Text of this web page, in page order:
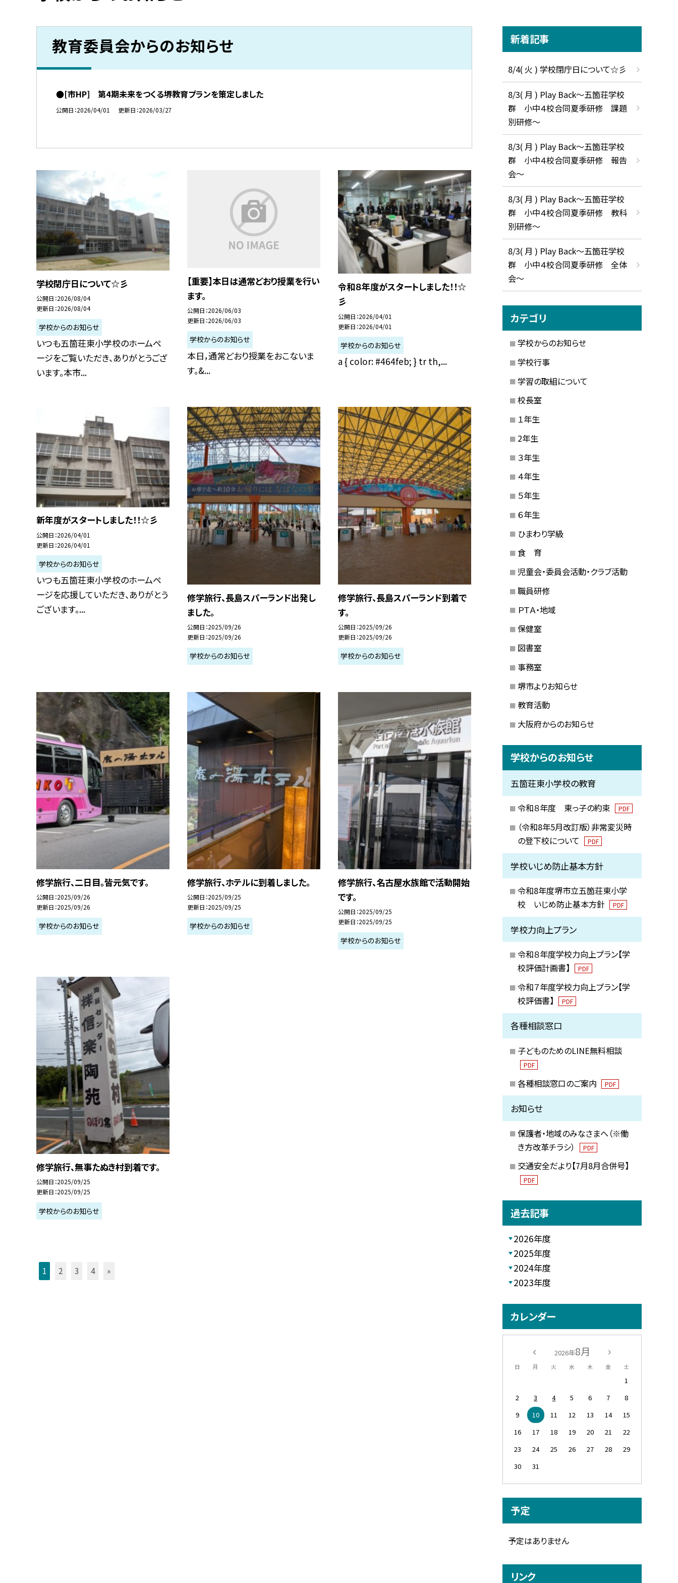
教育委員会からのお知らせ
●[市HP] 第4期未来をつくる堺教育プランを策定しました
公開日 2026/04/01 更新日 2026/03/27
学校閉庁日について☆彡
公開日 2026/08/04
更新日 2026/08/04
学校からのお知らせ
いつも五箇荘東小学校のホームペ
ージをご覧いただき、ありがとうござ
います。本市...
【重要】本日は通常どおり授業を行い
ます。
公開日 2026/06/03
更新日 2026/06/03
学校からのお知らせ
本日，通常どおり授業をおこないま
す。&...
令和８年度がスタートしました！！☆
彡
公開日 2026/04/01
更新日 2026/04/01
学校からのお知らせ
a { color: #464feb; } tr th,...
新年度がスタートしました！！☆彡
公開日 2026/04/01
更新日 2026/04/01
学校からのお知らせ
いつも五箇荘東小学校のホームペ
ージを応援していただき、ありがとう
ございます。...
修学旅行、長島スパーランド出発し
ました。
公開日 2025/09/26
更新日 2025/09/26
学校からのお知らせ
修学旅行、長島スパーランド到着で
す。
公開日 2025/09/26
更新日 2025/09/26
学校からのお知らせ
修学旅行、二日目。皆元気です。
公開日 2025/09/26
更新日 2025/09/26
学校からのお知らせ
修学旅行、ホテルに到着しました。
公開日 2025/09/25
更新日 2025/09/25
学校からのお知らせ
修学旅行、名古屋水族館で活動開始
です。
公開日 2025/09/25
更新日 2025/09/25
学校からのお知らせ
修学旅行、無事たぬき村到着です。
公開日 2025/09/25
更新日 2025/09/25
学校からのお知らせ
1 2 3 4 »
新着記事
8/4( 火 ) 学校閉庁日について☆彡
8/3( 月 ) Play Back～五箇荘学校
群 小中４校合同夏季研修 課題
別研修～
8/3( 月 ) Play Back～五箇荘学校
群 小中４校合同夏季研修 報告
会～
8/3( 月 ) Play Back～五箇荘学校
群 小中４校合同夏季研修 教科
別研修～
8/3( 月 ) Play Back～五箇荘学校
群 小中４校合同夏季研修 全体
会～
カテゴリ
学校からのお知らせ
学校行事
学習の取組について
校長室
１年生
2年生
３年生
４年生
５年生
６年生
ひまわり学級
食 育
児童会・委員会活動・クラブ活動
職員研修
ＰＴＡ・地域
保健室
図書室
事務室
堺市よりお知らせ
教育活動
大阪府からのお知らせ
学校からのお知らせ
五箇荘東小学校の教育
令和８年度 東っ子の約束 PDF
（令和8年5月改訂版）非常変災時
の登下校について
PDF
学校いじめ防止基本方針
令和8年度堺市立五箇荘東小学
校 いじめ防止基本方針
PDF
学校力向上プラン
令和８年度学校力向上プラン【学
校評価計画書】
PDF
令和７年度学校力向上プラン【学
校評価書】
PDF
各種相談窓口
子どものためのLINE無料相談
PDF
各種相談窓口のご案内 PDF
お知らせ
保護者・地域のみなさまへ（※働
き方改革チラシ）
PDF
交通安全だより【7月8月合併号】
PDF
過去記事
2026年度
2025年度
2024年度
2023年度
カレンダー
2026年8月
日 月 火 水 木 金 土
1
2
3 4 5 6 7
8
9
10 11 12 13 14
15
16
17 18 19 20 21
22
23
24 25 26 27 28
29
30
31
予定
予定はありません
リンク